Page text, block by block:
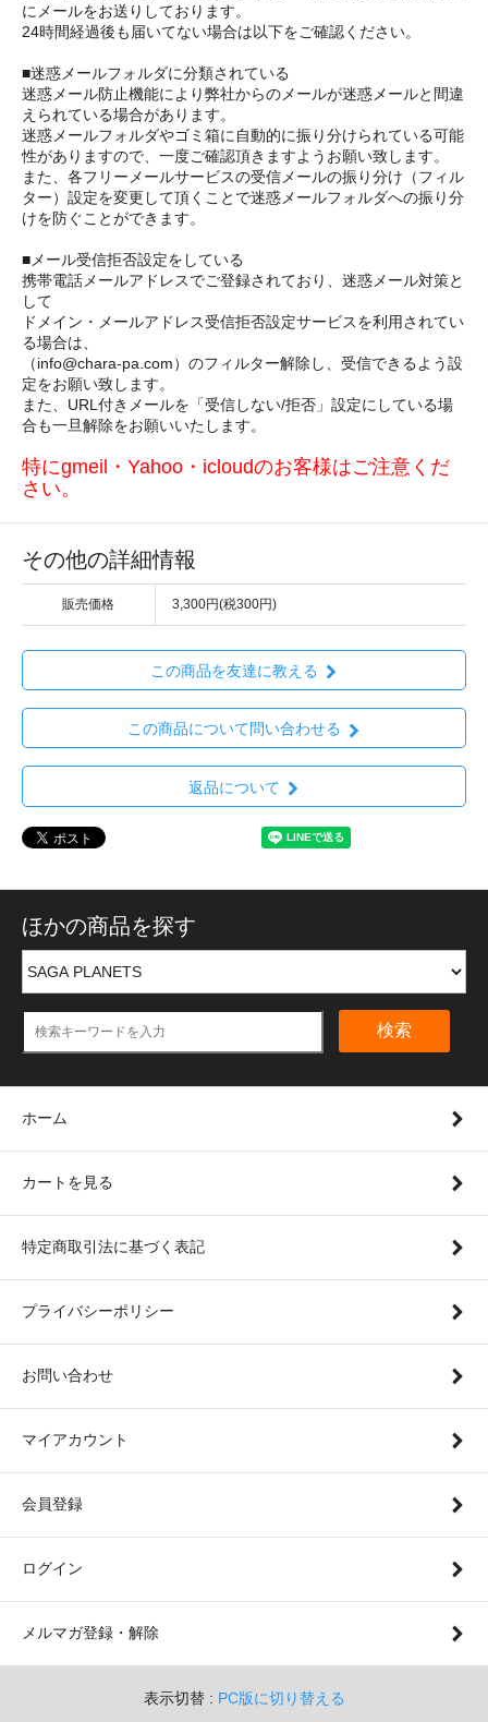
にメールをお送りしております。
24時間経過後も届いてない場合は以下をご確認ください。
■迷惑メールフォルダに分類されている
迷惑メール防止機能により弊社からのメールが迷惑メールと間違
えられている場合があります。
迷惑メールフォルダやゴミ箱に自動的に振り分けられている可能
性がありますので、一度ご確認頂きますようお願い致します。
また、各フリーメールサービスの受信メールの振り分け（フィル
ター）設定を変更して頂くことで迷惑メールフォルダへの振り分
けを防ぐことができます。
■メール受信拒否設定をしている
携帯電話メールアドレスでご登録されており、迷惑メール対策と
して
ドメイン・メールアドレス受信拒否設定サービスを利用されてい
る場合は、
（info@chara-pa.com）のフィルター解除し、受信できるよう設
定をお願い致します。
また、URL付きメールを「受信しない/拒否」設定にしている場
合も一旦解除をお願いいたします。
特にgmeil・Yahoo・icloudのお客様はご注意くだ
さい。
その他の詳細情報
販売価格 3,300円(税300円)
この商品を友達に教える
この商品について問い合わせる
返品について
ほかの商品を探す
検索
ホーム
カートを見る
特定商取引法に基づく表記
プライバシーポリシー
お問い合わせ
マイアカウント
会員登録
ログイン
メルマガ登録・解除
表示切替 : PC版に切り替える